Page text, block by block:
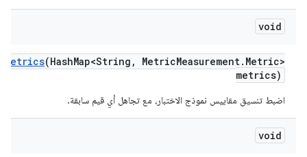
void
Metrics(HashMap<String , MetricMeasurement. Metric>
metrics)
اضبط تنسيق مقاييس نموذج الاختبار، مع تجاهل أي قيم سابقة.
void